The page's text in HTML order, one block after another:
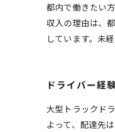
都内で働きたい
収入の理由は、
しています。未
ドライバー経
大型トラックド
よって、配達先